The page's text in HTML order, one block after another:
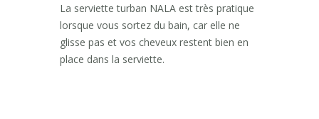
La serviette turban NALA est très pratique
lorsque vous sortez du bain, car elle ne
glisse pas et vos cheveux restent bien en
place dans la serviette.